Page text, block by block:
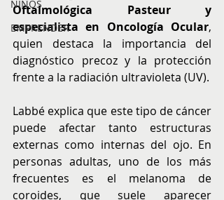
NIÑOS
EMPRENDER
Oftalmológica Pasteur y
especialista en Oncología Ocular,
quien destaca la importancia del
diagnóstico precoz y la protección
frente a la radiación ultravioleta (UV).
Labbé explica que este tipo de cáncer
puede afectar tanto estructuras
externas como internas del ojo. En
personas adultas, uno de los más
frecuentes es el melanoma de
coroides, que suele aparecer